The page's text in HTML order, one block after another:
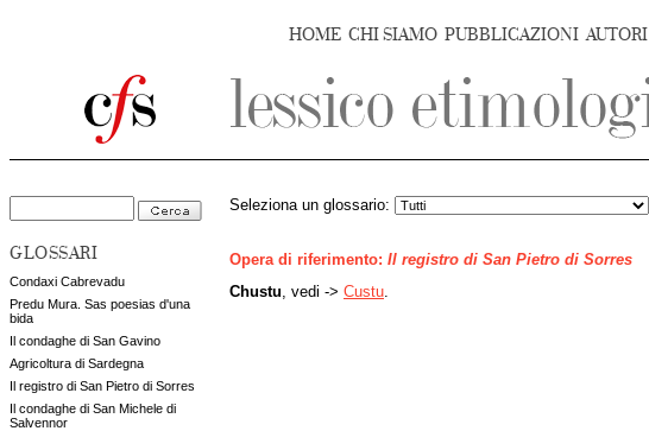
HOME CHI SIAMO PUBBLICAZIONI AUTORI
GLOSSARI
Condaxi Cabrevadu
Predu Mura. Sas poesias d'una
bida
Il condaghe di San Gavino
Agricoltura di Sardegna
Il registro di San Pietro di Sorres
Il condaghe di San Michele di
Salvennor
Seleziona un glossario:
Opera di riferimento: Il registro di San Pietro di Sorres
Chustu , vedi -> Custu